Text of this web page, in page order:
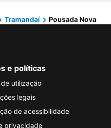
Tramandaí Pousada Nova
e políticas
utilização
legais
de acessibilidade
privacidade